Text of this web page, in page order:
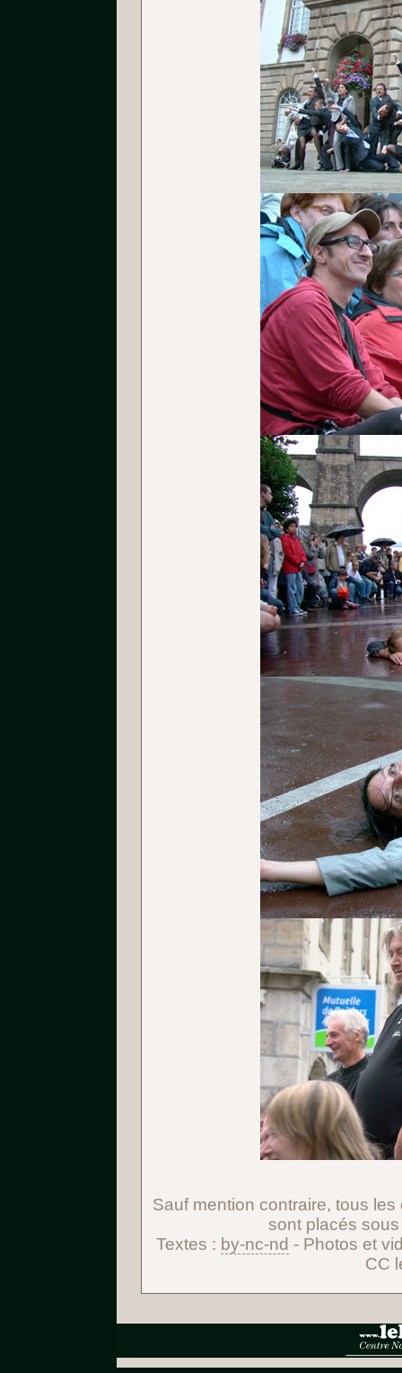
Sauf mention contraire, tous
sont placés
Textes : by-nc-nd - Photos et
CC